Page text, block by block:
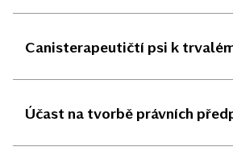
Canisterapeutičtí psi k
Účast na tvorbě právních